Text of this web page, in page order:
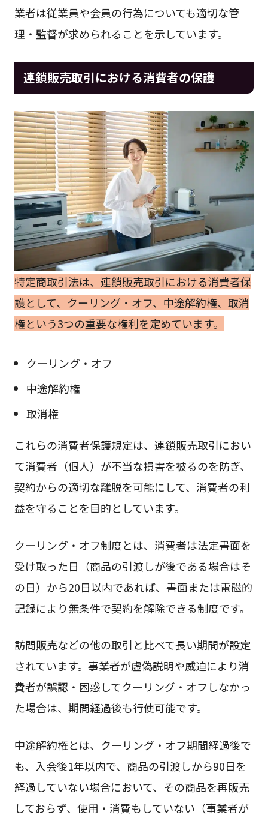
業者は従業員や会員の行為についても適切な管
理・監督が求められることを示しています。
連鎖販売取引における消費者の保護
特定商取引法は、連鎖販売取引における消費者保
護として、クーリング・オフ、中途解約権、取消
権という3つの重要な権利を定めています。
クーリング・オフ
中途解約権
取消権
これらの消費者保護規定は、連鎖販売取引におい
て消費者（個人）が不当な損害を被るのを防ぎ、
契約からの適切な離脱を可能にして、消費者の利
益を守ることを目的としています。
クーリング・オフ制度とは、消費者は法定書面を
受け取った日（商品の引渡しが後である場合はそ
の日）から20日以内であれば、書面または電磁的
記録により無条件で契約を解除できる制度です。
訪問販売などの他の取引と比べて長い期間が設定
されています。事業者が虚偽説明や威迫により消
費者が誤認・困惑してクーリング・オフしなかっ
た場合は、期間経過後も行使可能です。
中途解約権とは、クーリング・オフ期間経過後で
も、入会後1年以内で、商品の引渡しから90日を
経過していない場合において、その商品を再販売
しておらず、使用・消費もしていない（事業者が